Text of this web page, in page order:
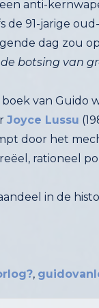
dag zou
botsing van
van Guido
Joyce Lussu
rationeel
in de
,